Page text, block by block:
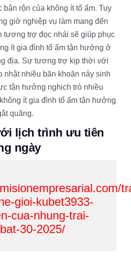
rộn của không ít tổ ấm. Tuy
giờ nghiệp vụ làm mang đến
tương trợ đọc nhái sẽ giúp phục
ít gia đình tổ ấm tận hưởng ở
địa. Sự tương trợ kịp thời với
nhật nhiều băn khoăn nảy sinh
tận hưởng nghịch trò nhiều
ít gia đình tổ ấm tận hưởng
quãng.
lịch trình ưu tiên
ngày
gioi-kubet3933-
cua-nhung-trai-
30-2025/